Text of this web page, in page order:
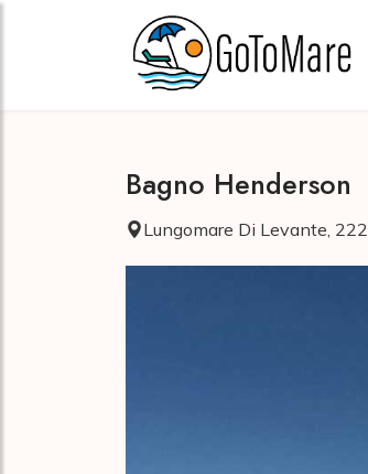
Bagno Henderson
Lungomare Di Levante, 222